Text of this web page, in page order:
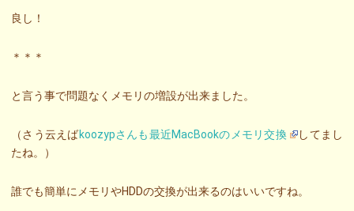
良し！
＊＊＊
と言う事で問題なくメモリの増設が出来ました。
（さう云えばkoozypさんも最近MacBookのメモリ交換
してまし
たね。）
誰でも簡単にメモリやHDDの交換が出来るのはいいですね。